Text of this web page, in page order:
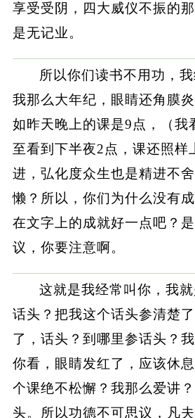
享受受阴，四大威仪不振的
是无记业。
所以你们读书不用功，
我那么大年纪，眼睛还角膜
如昨天晚上的课是9点，（我
至看到下半夜2点，课还照样
进，弘化度众生也是精进不
懒？所以，你们为什么没有
在文字上的成就好一点吧？
议，你要注意啊。
这就是我经常叫你，我
话头？把我这个话头参清楚
了，话头？到哪里参话头？
你看，眼睛发红了，应该休
个课绝不松懈？我那么爱讲
头。所以功德不可思议，凡